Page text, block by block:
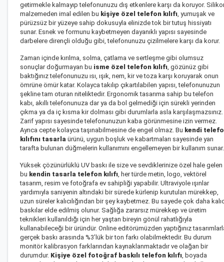
getirmekle kalmayıp telefonunuzu dış etkenlere karşı da koruyor.
malzemeden imal edilen bu kişiye özel telefon kılıfı , yumuşak ve
pürüzsüz bir yüzeye sahip dokusuyla elinizde tok bir tutuş hissiyatı
sunar. Esnek ve formunu kaybetmeyen dayanıklı yapısı sayesinde
darbelere dirençli olduğu gibi, telefonunuzu çizilmelere karşı da korur.
Zaman içinde kırılma, solma, çatlama ve sertleşme gibi olumsuz
sonuçlar doğurmayan bu isme özel telefon kılıfı , gözünüz gibi
baktığınız telefonunuzu ısı, ışık, nem, kir ve toza karşı koruyarak onun
ömrüne ömür katar. Kolayca takılıp çıkartılabilen yapısı, telefonunuzun
şekline tam oturan niteliktedir. Ergonomik tasarıma sahip bu telefon
kabı, akıllı telefonunuza dar ya da bol gelmediği için sürekli yerinden
çıkma ya da iç kısma kir dolması gibi durumlarla asla karşılaşmazsınız.
Zarif yapısı sayesinde telefonunuzun kaba görünmesine izin vermez.
Ayrıca cepte kolayca taşınabilmesine de engel olmaz. Bu kendi
kılıfını tasarla ürünü, uygun boşluk ve kabartmaları sayesinde yan
tarafta bulunan düğmelerin kullanımını engellemeyen bir kullanım sunar.
Yüksek çözünürlüklü UV baskı ile size ve sevdiklerinize özel hale gelen
bu kendin tasarla telefon kılıfı , her türde metin, logo, vektörel
tasarım, resim ve fotoğrafa ev sahipliği yapabilir. Ultraviyole ışınlar
yardımıyla saniyenin altındaki bir sürede kürlenip kurutulan mürekkep,
uzun süreler kalıcılığından bir şey kaybetmez. Bu sayede çok daha
baskılar elde edilmiş olunur. Sağlığa zararsız mürekkep ve üretim
teknikleri kullanıldığı için her yaştan bireyin gönül rahatlığıyla
kullanabileceği bir üründür. Online editörümüzden yaptığınız
gerçek baskı arasında %3’lük bir ton farkı olabilmektedir. Bu durum
monitör kalibrasyon farklarından kaynaklanmaktadır ve olağan bir
durumdur. Kişiye özel fotoğraf baskılı telefon kılıfı , boyada